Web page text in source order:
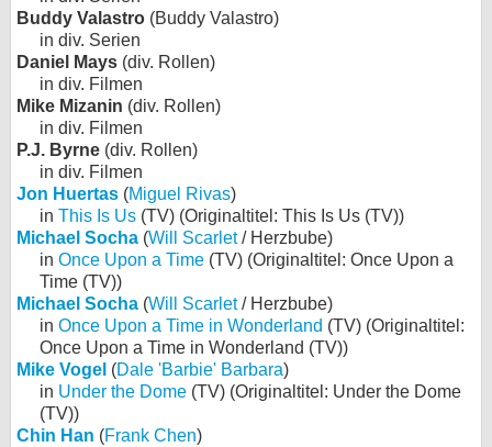
Buddy Valastro (Buddy Valastro)
in div. Serien
Daniel Mays (div. Rollen)
in div. Filmen
Mike Mizanin (div. Rollen)
in div. Filmen
P.J. Byrne (div. Rollen)
in div. Filmen
Jon Huertas (Miguel Rivas)
in This Is Us (TV) (Originaltitel: This Is Us (TV))
Michael Socha (Will Scarlet/ Herzbube)
in Once Upon a Time (TV) (Originaltitel: Once Upon a
Time (TV))
Michael Socha (Will Scarlet/ Herzbube)
in Once Upon a Time in Wonderland (TV) (Originaltitel:
Once Upon a Time in Wonderland (TV))
Mike Vogel (Dale 'Barbie' Barbara)
in Under the Dome (TV) (Originaltitel: Under the Dome
(TV))
Chin Han (Frank Chen)